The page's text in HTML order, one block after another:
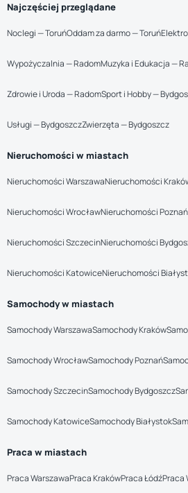
Najczęściej przeglądane
Noclegi — ToruńOddam za darmo — Toruń
Wypożyczalnia — RadomMuzyka i Edukacja —
Zdrowie i Uroda — RadomSport i Hobby —
Usługi — BydgoszczZwierzęta — Bydgoszcz
Nieruchomości w miastach
Nieruchomości WarszawaNieruchomości
Nieruchomości WrocławNieruchomości Poznań
Nieruchomości SzczecinNieruchomości
Nieruchomości KatowiceNieruchomości
Samochody w miastach
Samochody WarszawaSamochody Kraków
Samochody WrocławSamochody Poznań
Samochody SzczecinSamochody Bydgoszcz
Samochody KatowiceSamochody Białystok
Praca w miastach
Praca WarszawaPraca KrakówPraca ŁódźPraca